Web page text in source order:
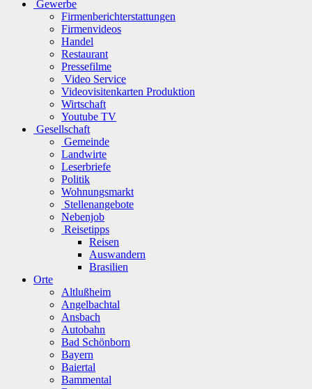
Gewerbe
Firmenberichterstattungen
Firmenvideos
Handel
Restaurant
Pressefilme
Video Service
Videovisitenkarten Produktion
Wirtschaft
Youtube TV
Gesellschaft
Gemeinde
Landwirte
Leserbriefe
Politik
Wohnungsmarkt
Stellenangebote
Nebenjob
Reisetipps
Reisen
Auswandern
Brasilien
Orte
Altlußheim
Angelbachtal
Ansbach
Autobahn
Bad Schönborn
Bayern
Baiertal
Bammental